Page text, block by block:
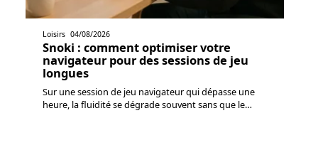
Loisirs 04/08/2026
Snoki : comment optimiser votre
navigateur pour des sessions de jeu
longues
Sur une session de jeu navigateur qui dépasse une
heure, la fluidité se dégrade souvent sans que le…